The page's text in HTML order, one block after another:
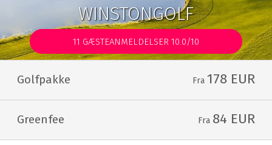
WINSTONGOLF
11 GÆSTEANMELDELSER 10.0/10
Golfpakke Fra 178 EUR
Greenfee Fra 84 EUR